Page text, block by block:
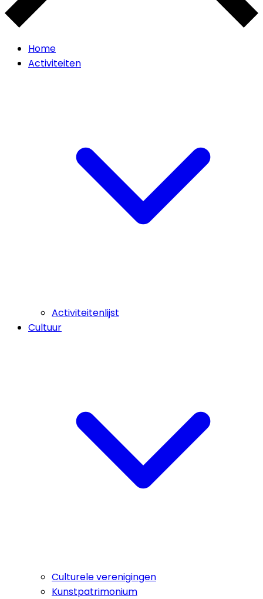
Home
Activiteiten
Activiteitenlijst
Cultuur
Culturele verenigingen
Kunstpatrimonium